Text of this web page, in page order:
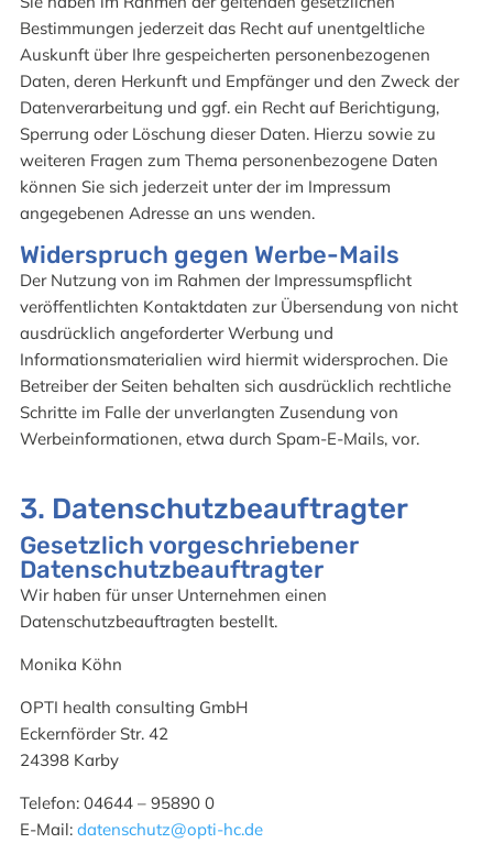
Bestimmungen jederzeit das Recht auf unentgeltliche
Auskunft über Ihre gespeicherten personenbezogenen
Daten, deren Herkunft und Empfänger und den Zweck der
Datenverarbeitung und ggf. ein Recht auf Berichtigung,
Sperrung oder Löschung dieser Daten. Hierzu sowie zu
weiteren Fragen zum Thema personenbezogene Daten
können Sie sich jederzeit unter der im Impressum
angegebenen Adresse an uns wenden.
Widerspruch gegen Werbe-Mails
Der Nutzung von im Rahmen der Impressumspflicht
veröffentlichten Kontaktdaten zur Übersendung von nicht
ausdrücklich angeforderter Werbung und
Informationsmaterialien wird hiermit widersprochen. Die
Betreiber der Seiten behalten sich ausdrücklich rechtliche
Schritte im Falle der unverlangten Zusendung von
Werbeinformationen, etwa durch Spam-E-Mails, vor.
3. Datenschutzbeauftragter
Gesetzlich vorgeschriebener
Datenschutzbeauftragter
Wir haben für unser Unternehmen einen
Datenschutzbeauftragten bestellt.
Monika Köhn
OPTI health consulting GmbH
Eckernförder Str. 42
24398 Karby
Telefon: 04644 – 95890 0
E-Mail: datenschutz@opti-hc.de